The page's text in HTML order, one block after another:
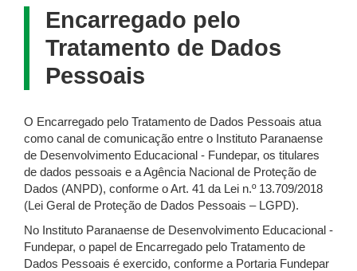
Encarregado pelo
Tratamento de Dados
Pessoais
O Encarregado pelo Tratamento de Dados Pessoais atua
como canal de comunicação entre o Instituto Paranaense
de Desenvolvimento Educacional - Fundepar, os titulares
de dados pessoais e a Agência Nacional de Proteção de
Dados (ANPD), conforme o Art. 41 da Lei n.º 13.709/2018
(Lei Geral de Proteção de Dados Pessoais – LGPD).
No Instituto Paranaense de Desenvolvimento Educacional -
Fundepar, o papel de Encarregado pelo Tratamento de
Dados Pessoais é exercido, conforme a Portaria Fundepar